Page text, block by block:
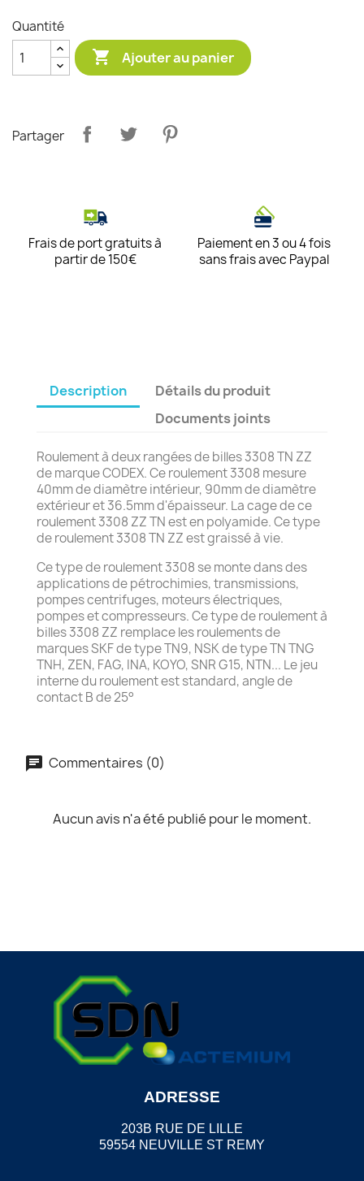
Quantité
 Ajouter au panier
Partager
Frais de port gratuits à
partir de 150€
Paiement en 3 ou 4 fois
sans frais avec Paypal
Description
Détails du produit
Documents joints
Roulement à deux rangées de billes 3308 TN ZZ
de marque CODEX. Ce roulement 3308 mesure
40mm de diamètre intérieur, 90mm de diamètre
extérieur et 36.5mm d'épaisseur. La cage de ce
roulement 3308 ZZ TN est en polyamide. Ce type
de roulement 3308 TN ZZ est graissé à vie.
Ce type de roulement 3308 se monte dans des
applications de pétrochimies, transmissions,
pompes centrifuges, moteurs électriques,
pompes et compresseurs. Ce type de roulement à
billes 3308 ZZ remplace les roulements de
marques SKF de type TN9, NSK de type TN TNG
TNH, ZEN, FAG, INA, KOYO, SNR G15, NTN... Le jeu
interne du roulement est standard, angle de
contact B de 25°
Commentaires (0)
Aucun avis n'a été publié pour le moment.
ADRESSE
203B RUE DE LILLE
59554 NEUVILLE ST REMY